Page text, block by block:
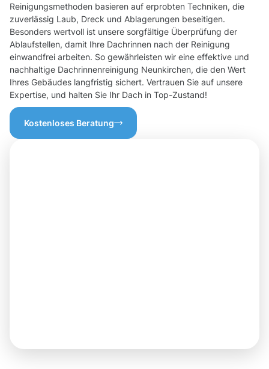
Reinigungsmethoden basieren auf erprobten Techniken, die
zuverlässig Laub, Dreck und Ablagerungen beseitigen.
Besonders wertvoll ist unsere sorgfältige Überprüfung der
Ablaufstellen, damit Ihre Dachrinnen nach der Reinigung
einwandfrei arbeiten. So gewährleisten wir eine effektive und
nachhaltige Dachrinnenreinigung Neunkirchen, die den Wert
Ihres Gebäudes langfristig sichert. Vertrauen Sie auf unsere
Expertise, und halten Sie Ihr Dach in Top-Zustand!
Kostenloses Beratung